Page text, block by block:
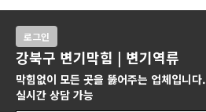
로그인
강북구 변기막힘 | 변기역류
막힘없이 모든 곳을 뚫어주는 업체입니다.
실시간 상담 가능